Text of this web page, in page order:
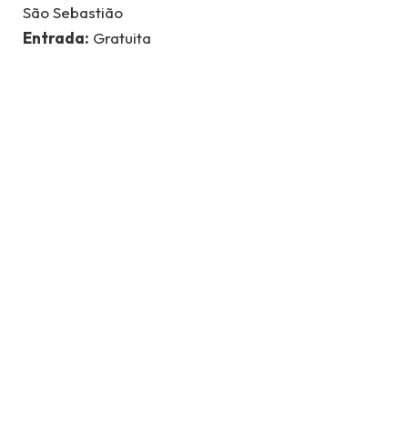
São Sebastião
Entrada: Gratuita